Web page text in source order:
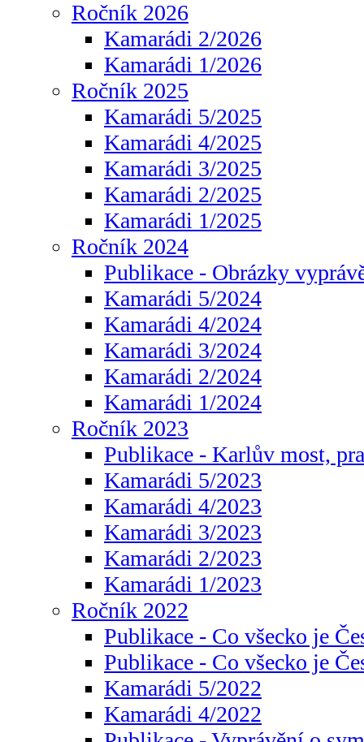
Ročník 2026
Kamarádi 2/2026
Kamarádi 1/2026
Ročník 2025
Kamarádi 5/2025
Kamarádi 4/2025
Kamarádi 3/2025
Kamarádi 2/2025
Kamarádi 1/2025
Ročník 2024
Publikace - Obrázky
Kamarádi 5/2024
Kamarádi 4/2024
Kamarádi 3/2024
Kamarádi 2/2024
Kamarádi 1/2024
Ročník 2023
Publikace - Karlův most,
Kamarádi 5/2023
Kamarádi 4/2023
Kamarádi 3/2023
Kamarádi 2/2023
Kamarádi 1/2023
Ročník 2022
Publikace - Co všecko je
Publikace - Co všecko je
Kamarádi 5/2022
Kamarádi 4/2022